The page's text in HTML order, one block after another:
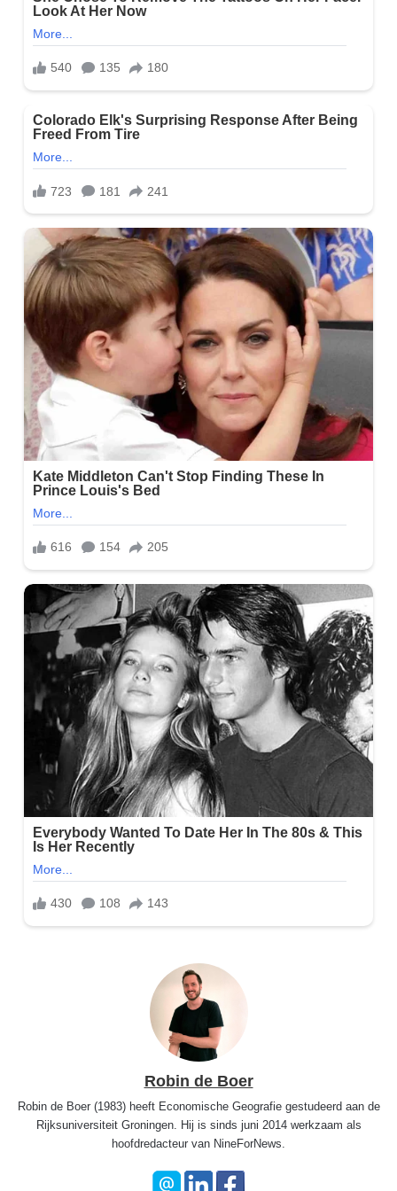
Robin de Boer
Robin de Boer (1983) heeft Economische Geografie gestudeerd aan de
Rijksuniversiteit Groningen. Hij is sinds juni 2014 werkzaam als
hoofdredacteur van NineForNews.